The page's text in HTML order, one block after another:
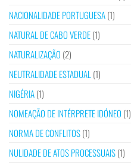
NACIONALIDADE PORTUGUESA(1)
NATURAL DE CABO VERDE(1)
NATURALIZAÇÃO (2)
NEUTRALIDADE ESTADUAL (1)
NIGÉRIA(1)
NOMEAÇÃO DE INTÉRPRETE IDÓNEO (1)
NORMA DE CONFLITOS(1)
NULIDADE DE ATOS PROCESSUAIS(1)